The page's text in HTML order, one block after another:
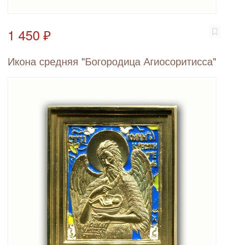
1 450 ₽
Икона средняя "Богородица Агиосоритисса"